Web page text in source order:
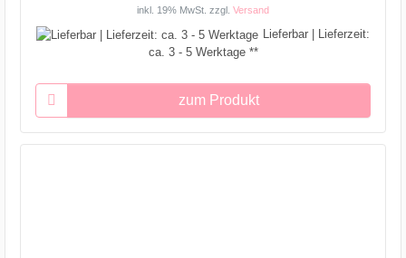
inkl. 19% MwSt. zzgl. Versand
Lieferbar | Lieferzeit:
ca. 3 - 5 Werktage **
zum Produkt